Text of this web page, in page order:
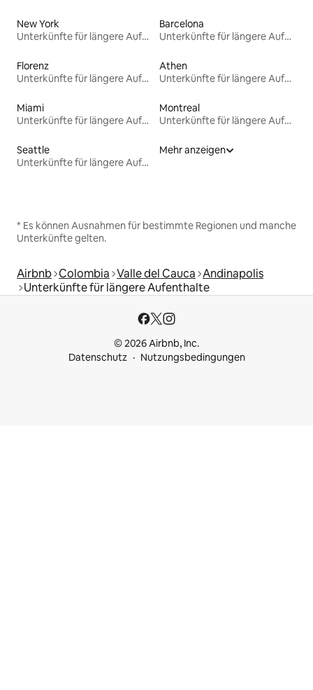
New York
Unterkünfte für längere Aufenthalte
Barcelona
Unterkünfte für längere Aufenthalte
Florenz
Unterkünfte für längere Aufenthalte
Athen
Unterkünfte für längere Aufenthalte
Miami
Unterkünfte für längere Aufenthalte
Montreal
Unterkünfte für längere Aufenthalte
Seattle
Unterkünfte für längere Aufenthalte
Mehr anzeigen
* Es können Ausnahmen für bestimmte Regionen und manche
Unterkünfte gelten.
Airbnb Colombia Valle del Cauca Andinapolis
Unterkünfte für längere Aufenthalte
© 2026 Airbnb, Inc.
Datenschutz
Nutzungsbedingungen